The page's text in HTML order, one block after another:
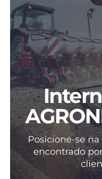
Posicione-se
encontrado